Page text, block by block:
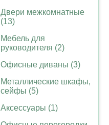
Двери межкомнатные
(13)
Мебель для
руководителя (2)
Офисные диваны (3)
Металлические шкафы,
сейфы (5)
Аксессуары (1)